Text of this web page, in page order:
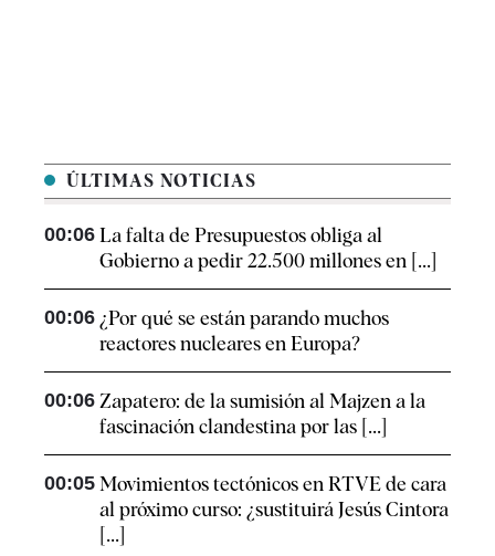
ÚLTIMAS NOTICIAS
00:06 La falta de Presupuestos obliga al
Gobierno a pedir 22.500 millones en [...]
00:06 ¿Por qué se están parando muchos
reactores nucleares en Europa?
00:06 Zapatero: de la sumisión al Majzen a la
fascinación clandestina por las [...]
00:05 Movimientos tectónicos en RTVE de cara
al próximo curso: ¿sustituirá Jesús Cintora
[...]